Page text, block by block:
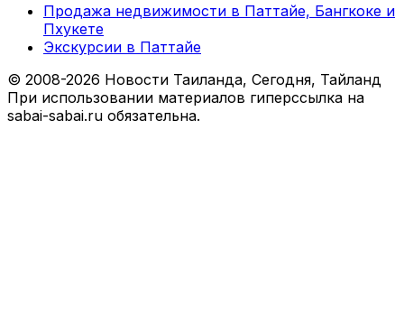
Продажа недвижимости в Паттайе, Бангкоке и
Пхукете
Экскурсии в Паттайе
© 2008-2026 Новости Таиланда, Сегодня, Тайланд
При использовании материалов гиперссылка на
sabai-sabai.ru обязательна.